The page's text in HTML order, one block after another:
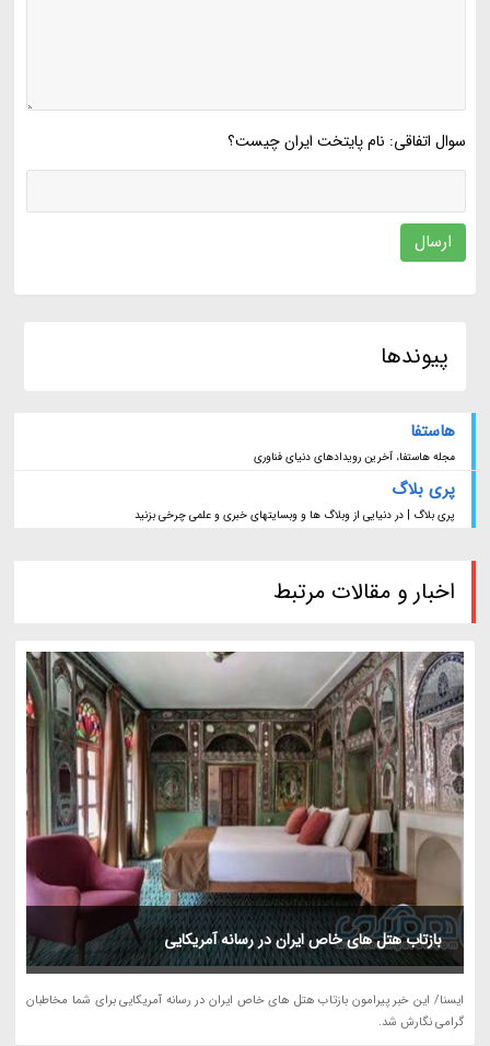
سوال اتفاقی: نام پایتخت ایران چیست؟
ارسال
پیوندها
هاستفا
مجله هاستفا، آخرین رویدادهای دنیای فناوری
پری بلاگ
پری بلاگ | در دنیایی از وبلاگ ها و وبسایتهای خبری و علمی چرخی بزنید
اخبار و مقالات مرتبط
بازتاب هتل های خاص ایران در رسانه آمریکایی
ایسنا/ این خبر پیرامون بازتاب هتل های خاص ایران در رسانه آمریکایی برای شما مخاطبان
گرامی نگارش شد.